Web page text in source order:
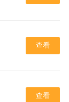
查看
查看